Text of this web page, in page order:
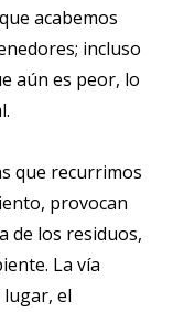
acabemos
incluso
aún es peor, lo
que recurrimos
provocan
de los residuos,
La vía
el